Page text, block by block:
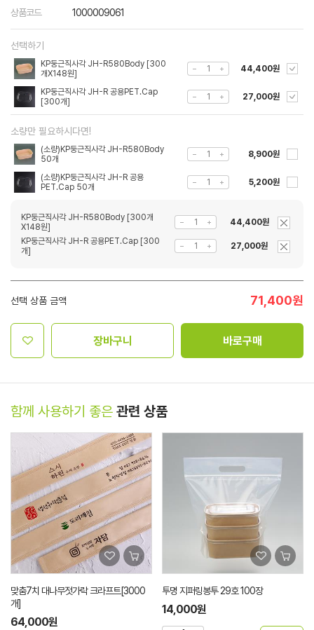
상품코드 1000009061
선택하기
KP둥근직사각 JH-R580Body [300
개X148원]
44,400원
KP둥근직사각 JH-R 공용PET.Cap
[300개]
27,000원
소량만 필요하시다면!
(소량)KP둥근직사각 JH-R580Body
50개
8,900원
(소량)KP둥근직사각 JH-R 공용
PET.Cap 50개
5,200원
KP둥근직사각 JH-R580Body [300개
X148원]
44,400원
KP둥근직사각 JH-R 공용PET.Cap [300
개]
27,000원
선택 상품 금액 71,400원
장바구니 바로구매
함께 사용하기 좋은 관련 상품
맞춤7치 대나무젓가락 크라프트[3000
개]
64,000원
투명 지퍼링봉투 29호 100장
14,000원